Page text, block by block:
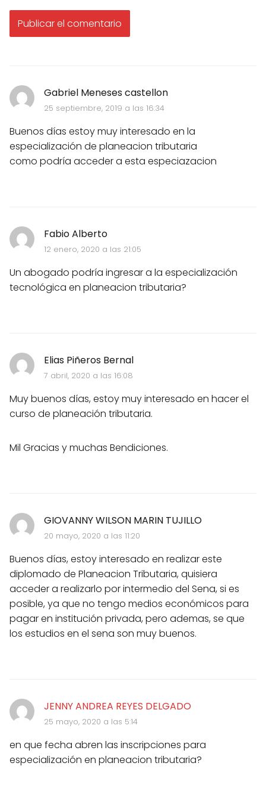
Gabriel Meneses castellon
25 septiembre, 2019 a las 16:34
Buenos días estoy muy interesado en la
especialización de planeacion tributaria
como podría acceder a esta especiazacion
Fabio Alberto
12 enero, 2020 a las 21:05
Un abogado podría ingresar a la especialización
tecnológica en planeacion tributaria?
Elias Piñeros Bernal
7 abril, 2020 a las 16:08
Muy buenos días, estoy muy interesado en hacer el
curso de planeación tributaria.
Mil Gracias y muchas Bendiciones.
GIOVANNY WILSON MARIN TUJILLO
20 mayo, 2020 a las 11:20
Buenos días, estoy interesado en realizar este
diplomado de Planeacion Tributaria, quisiera
acceder a realizarlo por intermedio del Sena, si es
posible, ya que no tengo medios económicos para
pagar en institución privada, pero ademas, se que
los estudios en el sena son muy buenos.
JENNY ANDREA REYES DELGADO
25 mayo, 2020 a las 5:14
en que fecha abren las inscripciones para
especialización en planeacion tributaria?